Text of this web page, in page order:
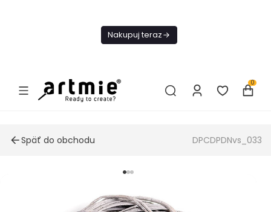
Nakupuj teraz
0
Späť do obchodu DPCDPDNvs_033